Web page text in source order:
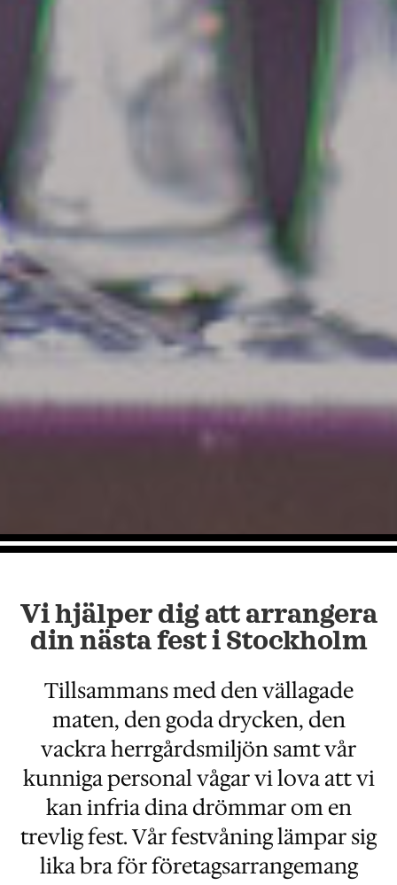
Vi hjälper dig att arrangera
din nästa fest i Stockholm
Tillsammans med den vällagade
maten, den goda drycken, den
vackra herrgårdsmiljön samt vår
kunniga personal vågar vi lova att vi
kan infria dina drömmar om en
trevlig fest. Vår festvåning lämpar sig
lika bra för företagsarrangemang